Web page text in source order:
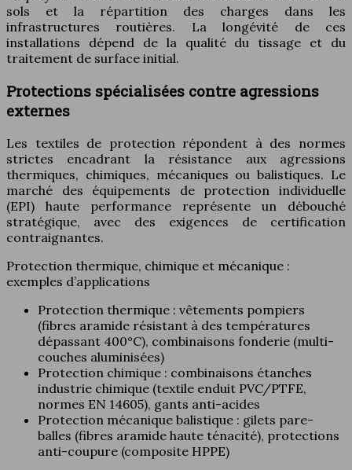
sols et la répartition des charges dans les
infrastructures routières. La longévité de ces
installations dépend de la qualité du tissage et du
traitement de surface initial.
Protections spécialisées contre agressions
externes
Les textiles de protection répondent à des normes
strictes encadrant la résistance aux agressions
thermiques, chimiques, mécaniques ou balistiques. Le
marché des équipements de protection individuelle
(EPI) haute performance représente un débouché
stratégique, avec des exigences de certification
contraignantes.
Protection thermique, chimique et mécanique :
exemples d’applications
Protection thermique : vêtements pompiers
(fibres aramide résistant à des températures
dépassant 400°C), combinaisons fonderie (multi-
couches aluminisées)
Protection chimique : combinaisons étanches
industrie chimique (textile enduit PVC/PTFE,
normes EN 14605), gants anti-acides
Protection mécanique balistique : gilets pare-
balles (fibres aramide haute ténacité), protections
anti-coupure (composite HPPE)